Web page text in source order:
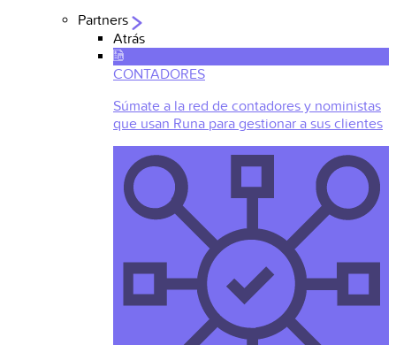
Partners
Atrás
CONTADORES
Súmate a la red de contadores y noministas
que usan Runa para gestionar a sus clientes